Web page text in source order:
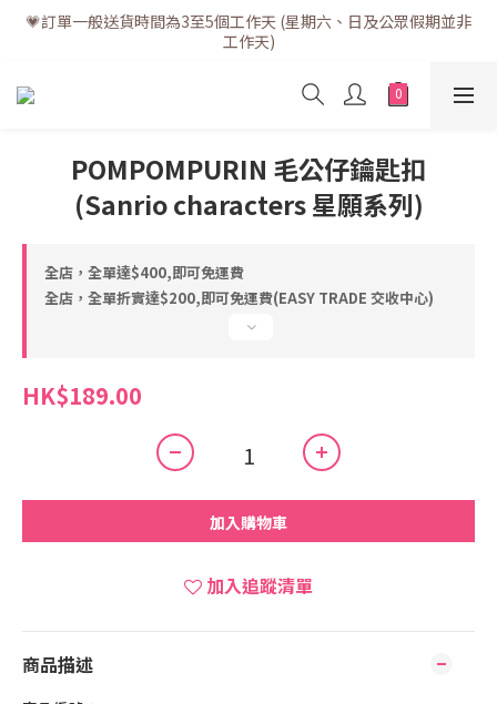
💗訂單一般送貨時間為3至5個工作天 (星期六、日及公眾假期並非
工作天)
💗訂單一般送貨時間為3至5個工作天 (星期六、日及公眾假期並非
工作天)
💗折實滿$400免運費 | 滿$200免自取點運費
💗立即下載全新會員APP享有專屬會員禮遇
💗訂單一般送貨時間為3至5個工作天 (星期六、日及公眾假期並非
POMPOMPURIN 毛公仔鑰匙扣
(Sanrio characters 星願系列)
全店，全單達$400,即可免運費
全店，全單折實達$200,即可免運費(EASY TRADE 交收中心)
HK$189.00
加入購物車
加入追蹤清單
商品描述